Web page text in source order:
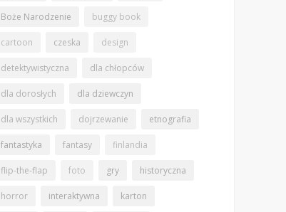
Boże Narodzenie buggy book
cartoon czeska design
detektywistyczna dla chłopców
dla dorosłych dla dziewczyn
dla wszystkich dojrzewanie etnografia
fantastyka fantasy finlandia
flip-the-flap foto gry historyczna
horror interaktywna karton